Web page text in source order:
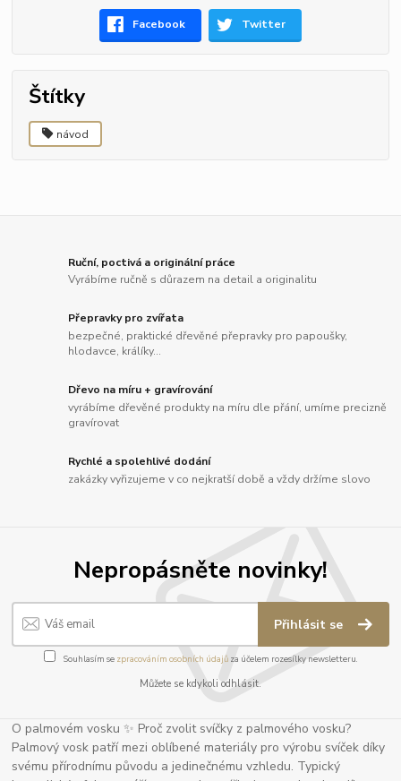
Facebook Twitter
Štítky
návod
Ruční, poctivá a originální práce
Vyrábíme ručně s důrazem na detail a originalitu
Přepravky pro zvířata
bezpečné, praktické dřevěné přepravky pro papoušky,
hlodavce, králíky...
Dřevo na míru + gravírování
vyrábíme dřevěné produkty na míru dle přání, umíme precizně
gravírovat
Rychlé a spolehlivé dodání
zakázky vyřizujeme v co nejkratší době a vždy držíme slovo
Nepropásněte novinky!
Přihlásit se
Souhlasím se zpracováním osobních údajůza účelem rozesílky newsletteru.
Můžete se kdykoli odhlásit.
O palmovém vosku ✨ Proč zvolit svíčky z palmového vosku?
Palmový vosk patří mezi oblíbené materiály pro výrobu svíček díky
svému přírodnímu původu a jedinečnému vzhledu. Typický